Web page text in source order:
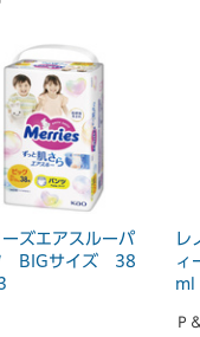
ーズエアスルーパ
BIGサイズ 38
レ
ィ
ml
Ｐ